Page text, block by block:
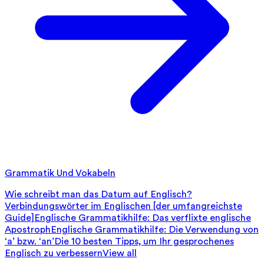
Grammatik Und Vokabeln
Wie schreibt man das Datum auf Englisch?
Verbindungswörter im Englischen [der umfangreichste
Guide] Englische Grammatikhilfe: Das verflixte englische
ApostrophEnglische Grammatikhilfe: Die Verwendung von
‘a’ bzw. ‘an’Die 10 besten Tipps, um Ihr gesprochenes
Englisch zu verbessernView all